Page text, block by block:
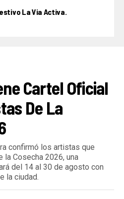
La Via Activa.
Cartel Oficial
De La
confirmó los artistas que
la Cosecha 2026, una
del 14 al 30 de agosto con
la ciudad.